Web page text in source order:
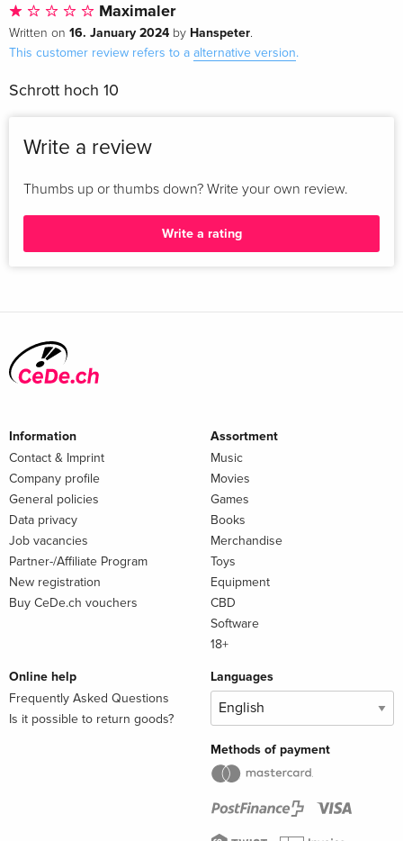
Maximaler
Written on 16. January 2024 by Hanspeter.
This customer review refers to a alternative version.
Schrott hoch 10
Write a review
Thumbs up or thumbs down? Write your own review.
Write a rating
Information
Contact & Imprint
Company profile
General policies
Data privacy
Job vacancies
Partner-/Affiliate Program
New registration
Buy CeDe.ch vouchers
Assortment
Music
Movies
Games
Books
Merchandise
Toys
Equipment
CBD
Software
18+
Online help
Frequently Asked Questions
Is it possible to return goods?
Languages
Methods of payment